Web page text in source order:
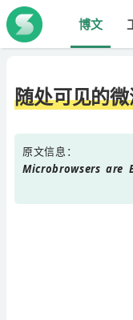
博文
随处可见的
原文信息：
Microbrowsers are